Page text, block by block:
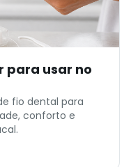
para usar no
fio dental para
conforto e